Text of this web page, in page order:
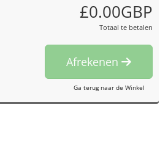
£0.00GBP
Totaal te betalen
Afrekenen
Ga terug naar de Winkel